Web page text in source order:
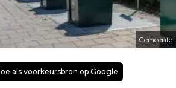
Gemeente
als voorkeursbron op Google